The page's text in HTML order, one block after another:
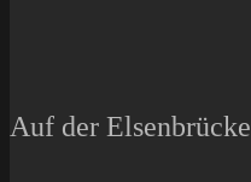
Auf der Elsenbrücke